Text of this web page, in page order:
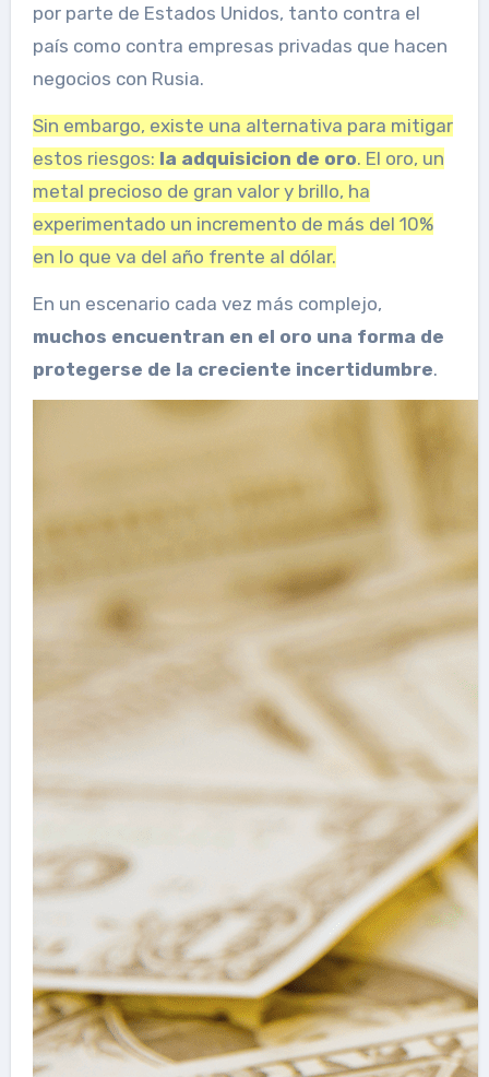
por parte de Estados Unidos, tanto contra el
país como contra empresas privadas que hacen
negocios con Rusia.
Sin embargo, existe una alternativa para mitigar
estos riesgos: la adquisicion de oro. El oro, un
metal precioso de gran valor y brillo, ha
experimentado un incremento de más del 10%
en lo que va del año frente al dólar.
En un escenario cada vez más complejo,
muchos encuentran en el oro una forma de
protegerse de la creciente incertidumbre.